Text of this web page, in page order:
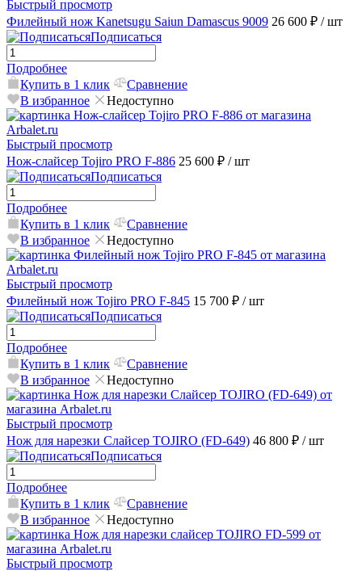
Быстрый просмотр
Филейный нож Kanetsugu Saiun Damascus 9009 26 600 ₽ / шт
Подписаться
Подробнее
Купить в 1 клик
Сравнение
В избранное
Недоступно
Быстрый просмотр
Нож-слайсер Tojiro PRO F-886 25 600 ₽ / шт
Подписаться
Подробнее
Купить в 1 клик
Сравнение
В избранное
Недоступно
Быстрый просмотр
Филейный нож Tojiro PRO F-845 15 700 ₽ / шт
Подписаться
Подробнее
Купить в 1 клик
Сравнение
В избранное
Недоступно
Быстрый просмотр
Нож для нарезки Слайсер TOJIRO (FD-649) 46 800 ₽ / шт
Подписаться
Подробнее
Купить в 1 клик
Сравнение
В избранное
Недоступно
Быстрый просмотр